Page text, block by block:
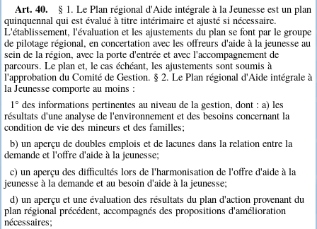
Art. 40.
§ 1. Le Plan régional d'Aide intégrale à la Jeunesse est un plan
quinquennal qui est évalué à titre intérimaire et ajusté si nécessaire.
L'établissement, l'évaluation et les ajustements du plan se font par le groupe
de pilotage régional, en concertation avec les offreurs d'aide à la jeunesse au
sein de la région, avec la porte d'entrée et avec l'accompagnement de
parcours. Le plan et, le cas échéant, les ajustements sont soumis à
l'approbation du Comité de Gestion. § 2. Le Plan régional d'Aide intégrale à
la Jeunesse comporte au moins :
1° des informations pertinentes au niveau de la gestion, dont : a) les
résultats d'une analyse de l'environnement et des besoins concernant la
condition de vie des mineurs et des familles;
b) un aperçu de doubles emplois et de lacunes dans la relation entre la
demande et l'offre d'aide à la jeunesse;
c) un aperçu des difficultés lors de l'harmonisation de l'offre d'aide à la
jeunesse à la demande et au besoin d'aide à la jeunesse;
d) un aperçu et une évaluation des résultats du plan d'action provenant du
plan régional précédent, accompagnés des propositions d'amélioration
nécessaires;